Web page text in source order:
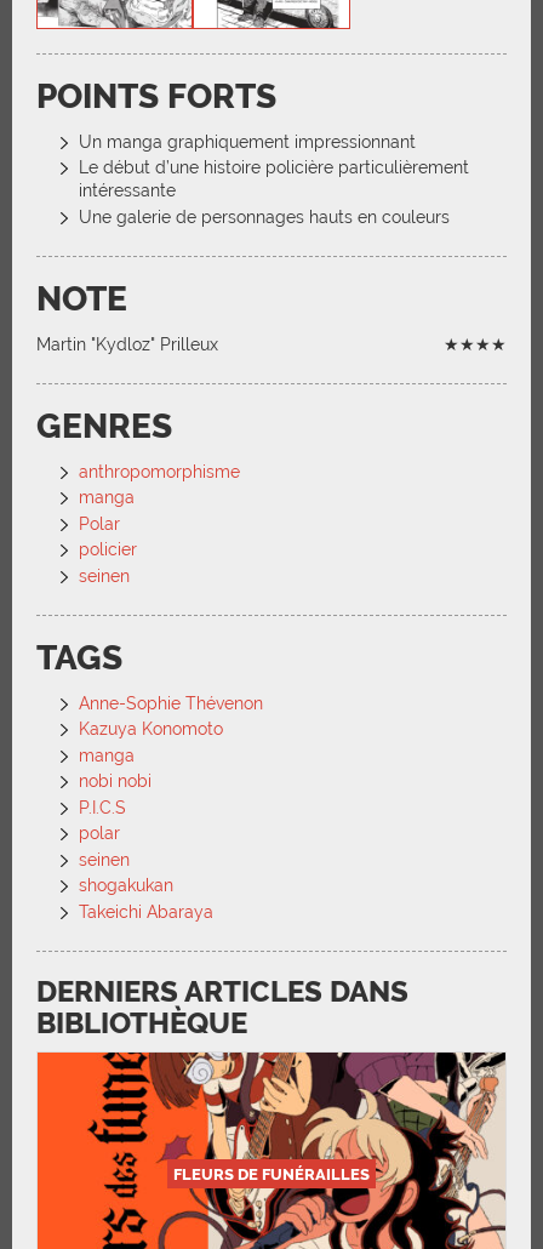
POINTS FORTS
Un manga graphiquement impressionnant
Le début d’une histoire policière particulièrement
intéressante
Une galerie de personnages hauts en couleurs
NOTE
Martin "Kydloz" Prilleux ★★★★
GENRES
anthropomorphisme
manga
Polar
policier
seinen
TAGS
Anne-Sophie Thévenon
Kazuya Konomoto
manga
nobi nobi
P.I.C.S
polar
seinen
shogakukan
Takeichi Abaraya
DERNIERS ARTICLES DANS
BIBLIOTHÈQUE
FLEURS DE FUNÉRAILLES